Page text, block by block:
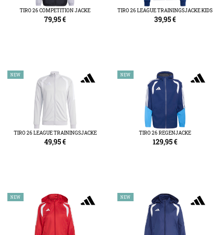
TIRO 26 COMPETITION JACKE
79,95€
TIRO 26 LEAGUE TRAININGSJACKE KIDS
39,95€
NEW
TIRO 26 LEAGUE TRAININGSJACKE
49,95€
NEW
TIRO 26 REGENJACKE
129,95€
NEW NEW